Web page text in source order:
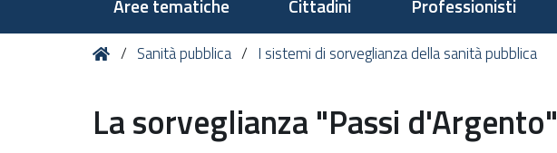
Aree tematiche Cittadini Professionisti
Tu HomeSanità pubblica I sistemi di sorveglianza della sanità pubblica
La sorveglianza "Passi d'Argento"